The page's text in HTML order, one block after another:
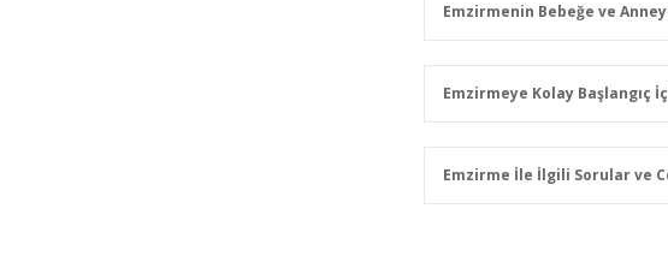
Emzirmenin Bebeğe ve
Emzirmeye Kolay Başlangıç
Emzirme İle İlgili Sorular ve